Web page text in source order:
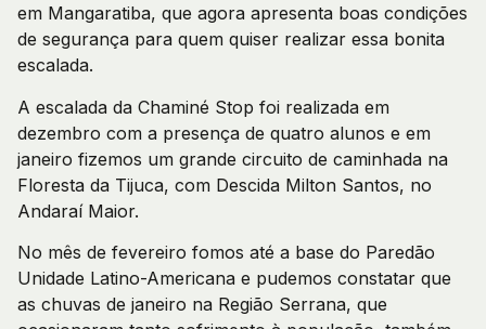
em Mangaratiba, que agora apresenta boas condições
de segurança para quem quiser realizar essa bonita
escalada.
A escalada da Chaminé Stop foi realizada em
dezembro com a presença de quatro alunos e em
janeiro fizemos um grande circuito de caminhada na
Floresta da Tijuca, com Descida Milton Santos, no
Andaraí Maior.
No mês de fevereiro fomos até a base do Paredão
Unidade Latino-Americana e pudemos constatar que
as chuvas de janeiro na Região Serrana, que